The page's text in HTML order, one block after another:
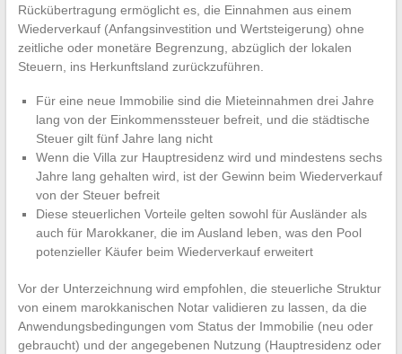
Rückübertragung ermöglicht es, die Einnahmen aus einem
Wiederverkauf (Anfangsinvestition und Wertsteigerung) ohne
zeitliche oder monetäre Begrenzung, abzüglich der lokalen
Steuern, ins Herkunftsland zurückzuführen.
Für eine neue Immobilie sind die Mieteinnahmen drei Jahre
lang von der Einkommenssteuer befreit, und die städtische
Steuer gilt fünf Jahre lang nicht
Wenn die Villa zur Hauptresidenz wird und mindestens sechs
Jahre lang gehalten wird, ist der Gewinn beim Wiederverkauf
von der Steuer befreit
Diese steuerlichen Vorteile gelten sowohl für Ausländer als
auch für Marokkaner, die im Ausland leben, was den Pool
potenzieller Käufer beim Wiederverkauf erweitert
Vor der Unterzeichnung wird empfohlen, die steuerliche Struktur
von einem marokkanischen Notar validieren zu lassen, da die
Anwendungsbedingungen vom Status der Immobilie (neu oder
gebraucht) und der angegebenen Nutzung (Hauptresidenz oder